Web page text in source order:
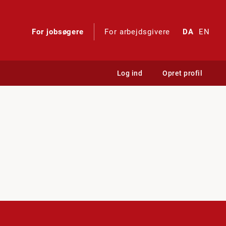
For jobsøgere For arbejdsgivere DA EN
Log ind Opret profil